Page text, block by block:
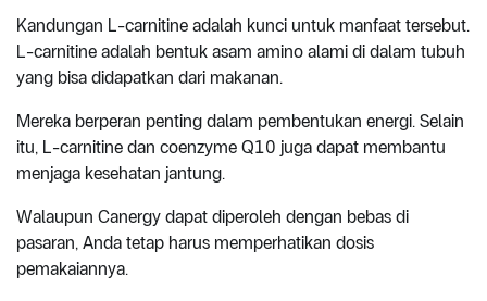
Kandungan L-carnitine adalah kunci untuk manfaat tersebut.
L-carnitine adalah bentuk asam amino alami di dalam tubuh
yang bisa didapatkan dari makanan.
Mereka berperan penting dalam pembentukan energi. Selain
itu, L-carnitine dan coenzyme Q10 juga dapat membantu
menjaga kesehatan jantung.
Walaupun Canergy dapat diperoleh dengan bebas di
pasaran, Anda tetap harus memperhatikan dosis
pemakaiannya.